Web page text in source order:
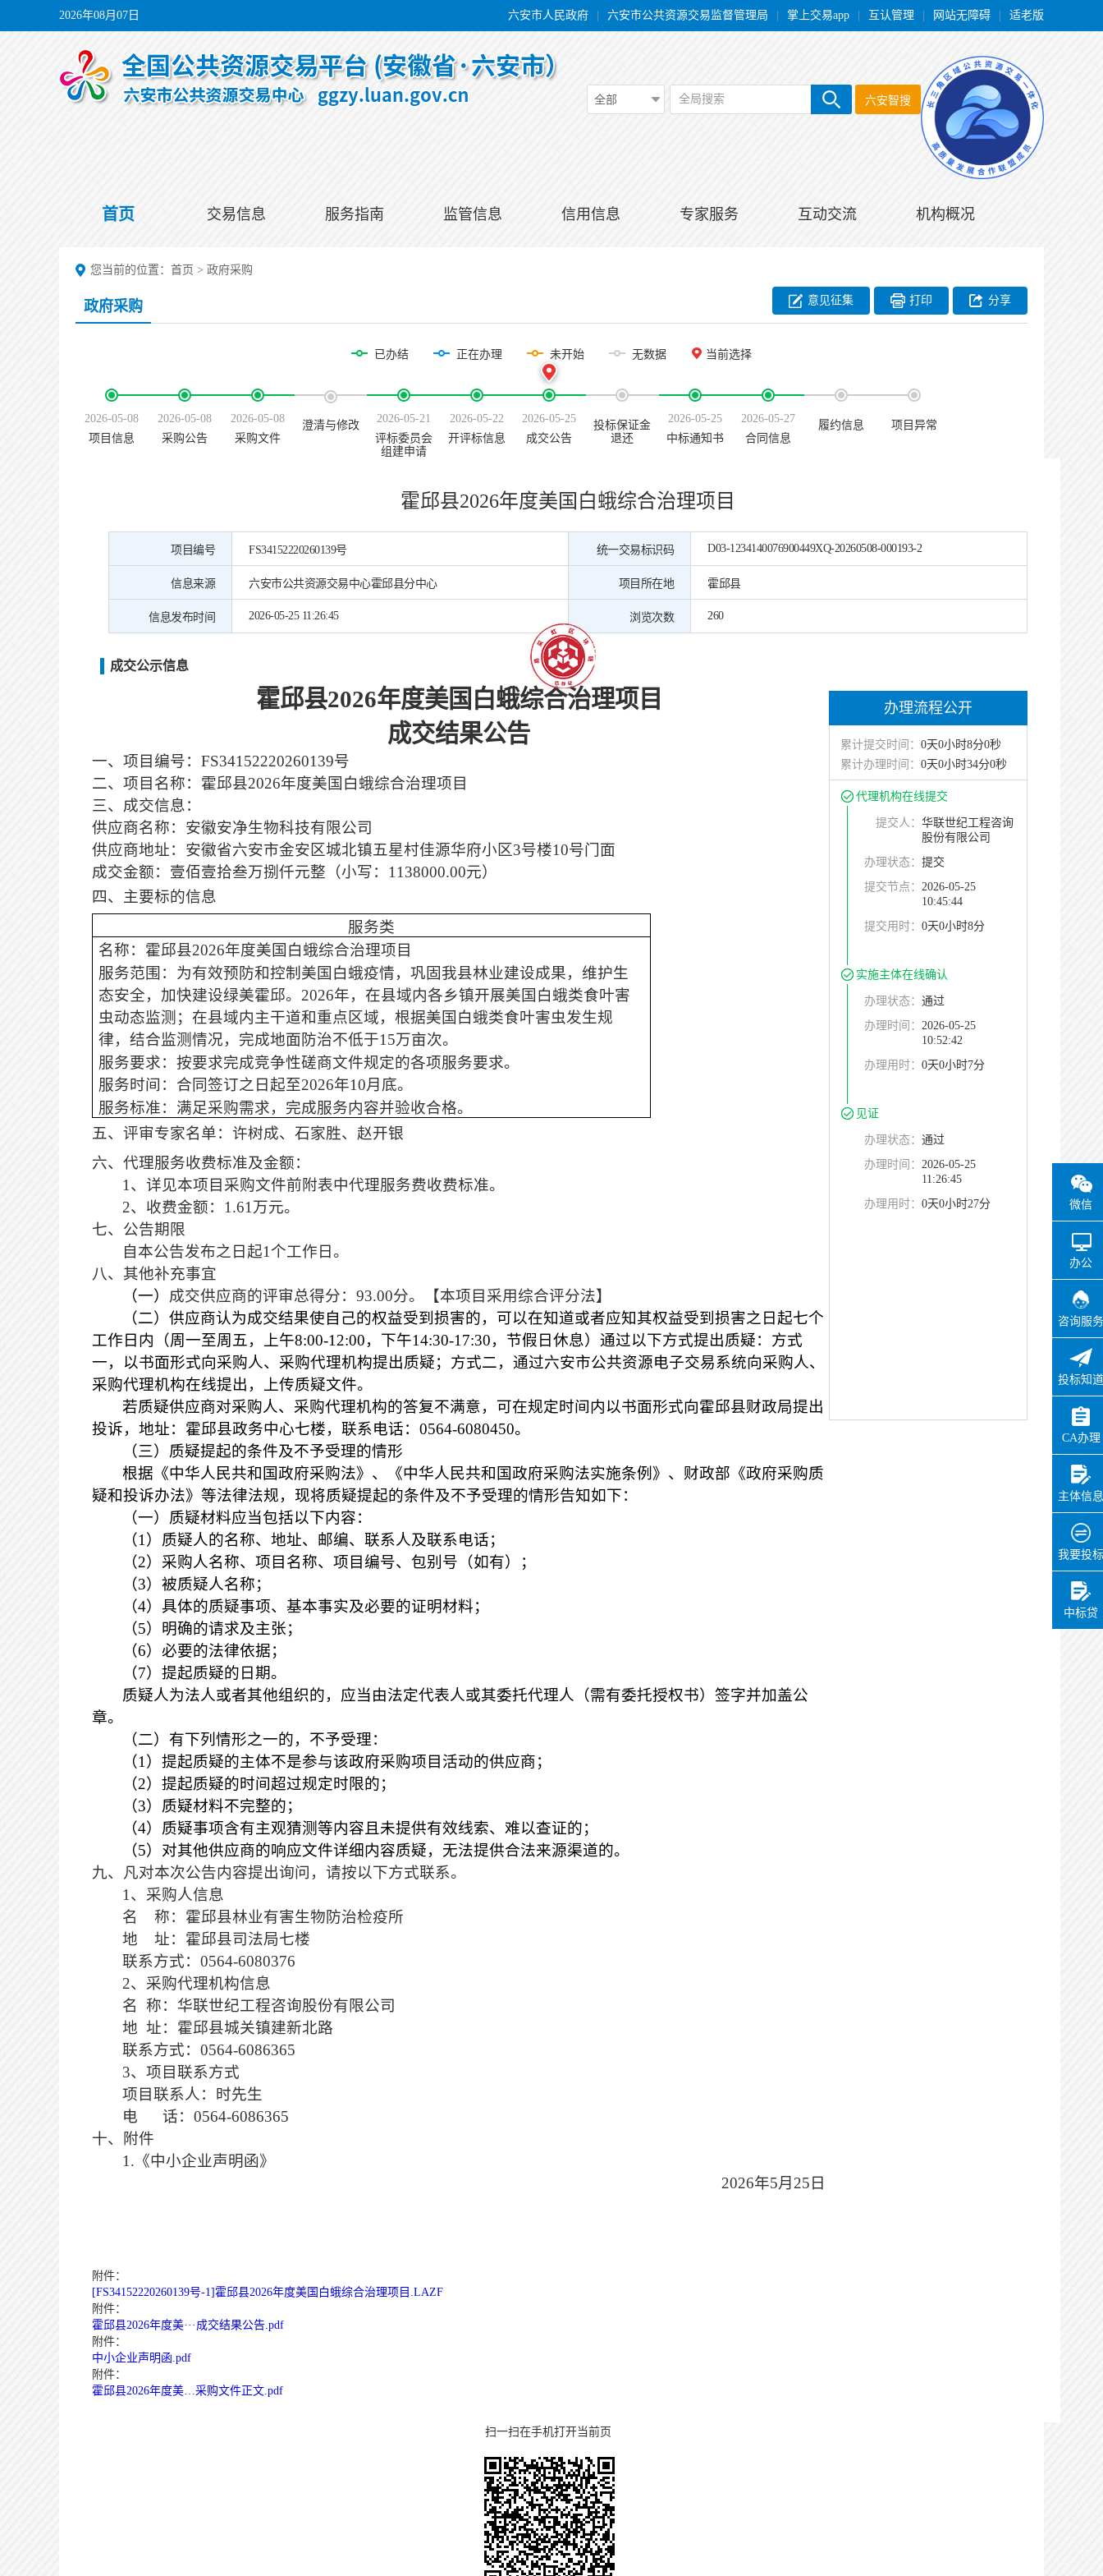
2026年08月07日 六安市人民政府 六安市公共资源交易监督管理局 掌上交易app 互认管理 网站无障碍 适老版
全部 全局搜索 六安智搜
首页 交易信息 服务指南 监管信息 信用信息 专家服务 互动交流 机构概况
微信
办公
咨询服务
投标知道
CA办理
主体信息
我要投标
中标贷
您当前的位置： 首页 > 政府采购
政府采购 意见征集 分享
打印
已办结 正在办理 未开始 无数据 当前选择
2026-05-08
项目信息
2026-05-08
采购公告
2026-05-08
采购文件
澄清与修改
2026-05-21
评标委员会
组建申请
2026-05-22
开评标信息
2026-05-25
成交公告
投标保证金
退还
2026-05-25
中标通知书
2026-05-27
合同信息
履约信息 项目异常
霍邱县2026年度美国白蛾综合治理项目
项目编号 FS34152220260139号 统一交易标识码 D03-1234140076900449XQ-20260508-000193-2
信息来源 六安市公共资源交易中心霍邱县分中心 项目所在地 霍邱县
信息发布时间 2026-05-25 11:26:45 浏览次数 260
成交公示信息
霍邱县2026年度美国白蛾综合治理项目
成交结果公告
一、项目编号： FS34152220260139号
二、项目名称： 霍邱县2026年度美国白蛾综合治理项目
三、成交信息：
供应商名称：安徽安净生物科技有限公司
供应商地址：安徽省六安市金安区城北镇五星村佳源华府小区3号楼10号门面
成交金额：壹佰壹拾叁万捌仟元整（小写： 1138000.00元）
四、主要标的信息
服务类
名称： 霍邱县2026年度美国白蛾综合治理项目
服务范围：为有效预防和控制美国白蛾疫情，巩固我县林业建设成果，维护生
态安全，加快建设绿美霍邱。 2026年，在县域内各乡镇开展美国白蛾类食叶害
虫动态监测；在县域内主干道和重点区域，根据美国白蛾类食叶害虫发生规
律，结合监测情况，完成地面防治不低于15万亩次。
服务要求：按要求完成竞争性磋商文件规定的各项服务要求。
服务时间：合同签订之日起至2026年10月底。
服务标准：满足采购需求，完成服务内容并验收合格。
五、评审专家名单： 许树成、石家胜、赵开银
六、代理服务收费标准及金额：
1、详见本项目采购文件前附表中代理服务费收费标准。
2、收费金额：1.61万元。
七、公告期限
自本公告发布之日起1个工作日。
八、其他补充事宜
（一） 成交供应商的评审总得分：93.00分。【本项目采用综合评分法】
（二）供应商认为成交结果使自己的权益受到损害的，可以在知道或者应知其权益受到损害之日起七个
工作日内（周一至周五，上午8:00-12:00，下午14:30-17:30，节假日休息）通过以下方式提出质疑：方式
一，以书面形式向采购人、采购代理机构提出质疑；方式二，通过六安市公共资源电子交易系统向采购人、
采购代理机构在线提出，上传质疑文件。
若质疑供应商对采购人、采购代理机构的答复不满意，可在规定时间内以书面形式向霍邱县财政局提出
投诉，地址：霍邱县政务中心七楼，联系电话： 0564-6080450。
（三）质疑提起的条件及不予受理的情形
根据《中华人民共和国政府采购法》、《中华人民共和国政府采购法实施条例》、财政部《政府采购质
疑和投诉办法》等法律法规，现将质疑提起的条件及不予受理的情形告知如下：
（一）质疑材料应当包括以下内容：
（1）质疑人的名称、地址、邮编、联系人及联系电话；
（2）采购人名称、项目名称、项目编号、包别号（如有）；
（3）被质疑人名称；
（4）具体的质疑事项、基本事实及必要的证明材料；
（5）明确的请求及主张；
（6）必要的法律依据；
（7）提起质疑的日期。
质疑人为法人或者其他组织的，应当由法定代表人或其委托代理人（需有委托授权书）签字并加盖公
章。
（二）有下列情形之一的，不予受理：
（1）提起质疑的主体不是参与该政府采购项目活动的供应商；
（2）提起质疑的时间超过规定时限的；
（3）质疑材料不完整的；
（4）质疑事项含有主观猜测等内容且未提供有效线索、难以查证的；
（5）对其他供应商的响应文件详细内容质疑，无法提供合法来源渠道的。
九、凡对本次公告内容提出询问，请按以下方式联系。
1、采购人信息
名
称：霍邱县林业有害生物防治检疫所
地 址：霍邱县司法局七楼
联系方式：0564-6080376
2、采购代理机构信息
名
称：华联世纪工程咨询股份有限公司
地 址：霍邱县城关镇建新北路
联系方式：0564-6086365
3、项目联系方式
项目联系人：时先生
电 话：0564-6086365
十、附件
1.《中小企业声明函》
2026年5月25日
办理流程公开
累计提交时间： 0天0小时8分0秒
累计办理时间： 0天0小时34分0秒
代理机构在线提交
提交人： 华联世纪工程咨询
股份有限公司
办理状态： 提交
提交节点： 2026-05-25
10:45:44
提交用时： 0天0小时8分
实施主体在线确认
办理状态： 通过
办理时间： 2026-05-25
10:52:42
办理用时： 0天0小时7分
见证
办理状态： 通过
办理时间： 2026-05-25
11:26:45
办理用时： 0天0小时27分
附件：
[FS34152220260139号-1]霍邱县2026年度美国白蛾综合治理项目.LAZF
附件：
霍邱县2026年度美···成交结果公告.pdf
附件：
中小企业声明函.pdf
附件：
霍邱县2026年度美…采购文件正文.pdf
扫一扫在手机打开当前页